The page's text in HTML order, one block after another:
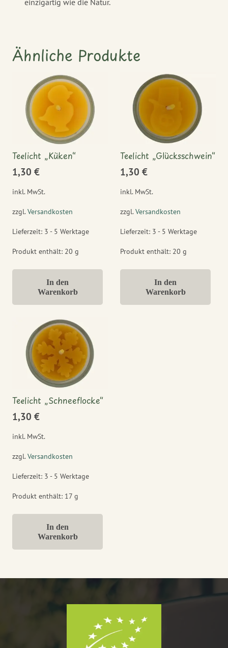
Ähnliche Produkte
Teelicht „Küken“
1,30 €
inkl. MwSt.
zzgl.Versandkosten
Lieferzeit: 3 - 5 Werktage
Produkt enthält: 20 g
In den
Warenkorb
Teelicht „Glücksschwein“
1,30 €
inkl. MwSt.
zzgl.Versandkosten
Lieferzeit: 3 - 5 Werktage
Produkt enthält: 20 g
In den
Warenkorb
Teelicht „Schneeflocke“
1,30 €
inkl. MwSt.
zzgl.Versandkosten
Lieferzeit: 3 - 5 Werktage
Produkt enthält: 17 g
In den
Warenkorb